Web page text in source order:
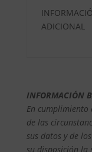
ADICIONAL
INFORMACIÓN
En
de las
sus datos y de
su disposición la